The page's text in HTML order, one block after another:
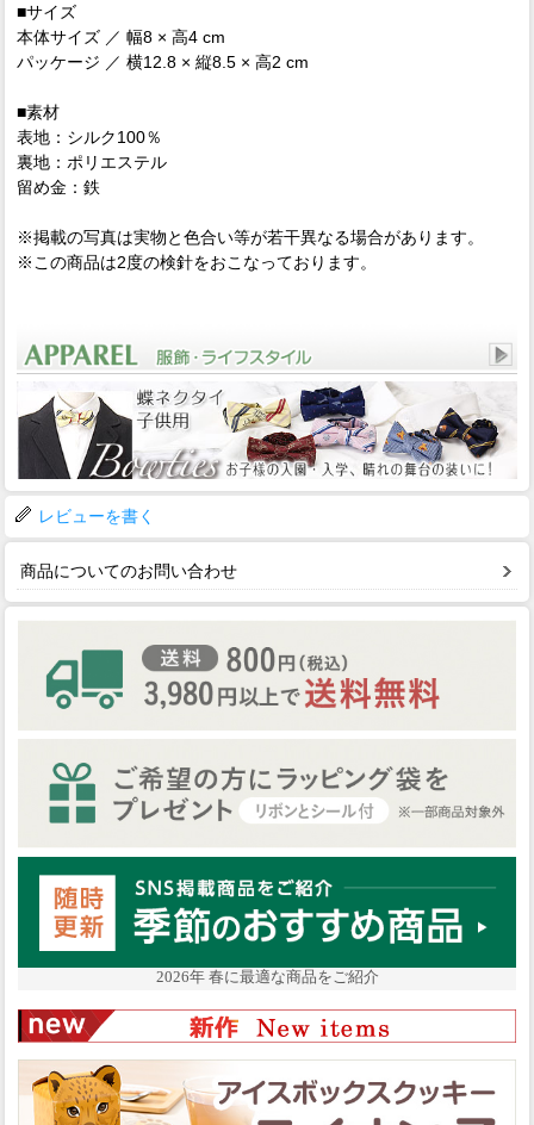
■サイズ
本体サイズ ／ 幅8 × 高4 cm
パッケージ ／ 横12.8 × 縦8.5 × 高2 cm
■素材
表地：シルク100％
裏地：ポリエステル
留め金：鉄
※掲載の写真は実物と色合い等が若干異なる場合があります。
※この商品は2度の検針をおこなっております。
レビューを書く
商品についてのお問い合わせ